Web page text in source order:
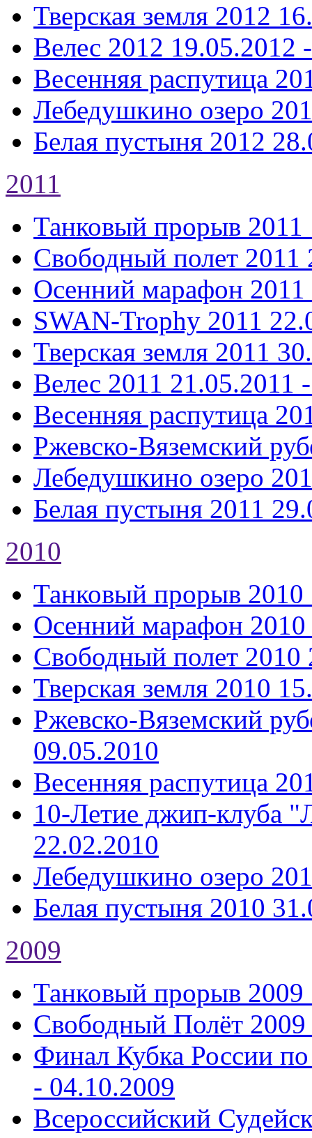
Тверская земля 2012
Велес 2012 19.05.2012
Весенняя распутица
Лебедушкино озеро
Белая пустыня 2012
2011
Танковый прорыв 2011
Свободный полет 2011
Осенний марафон 2011
SWAN-Trophy 2011
Тверская земля 2011
Велес 2011 21.05.2011
Весенняя распутица
Ржевско-Вяземский
Лебедушкино озеро
Белая пустыня 2011
2010
Танковый прорыв 2010
Осенний марафон 2010
Свободный полет 2010
Тверская земля 2010
Ржевско-Вяземский
09.05.2010
Весенняя распутица
10-Летие джип-клуба
22.02.2010
Лебедушкино озеро
Белая пустыня 2010
2009
Танковый прорыв 2009
Свободный Полёт 2009
Финал Кубка России
- 04.10.2009
Всероссийский